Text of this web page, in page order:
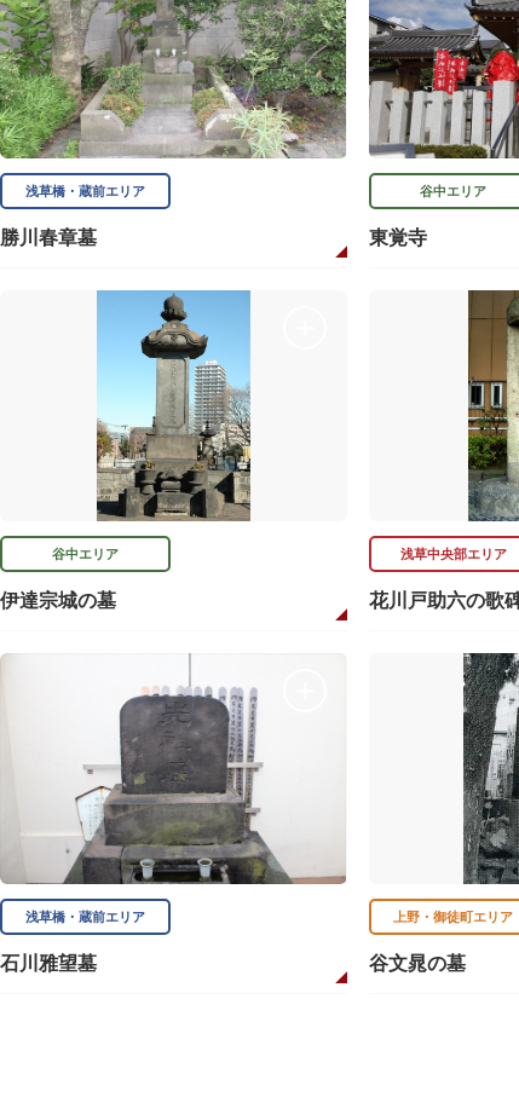
浅草橋・蔵前エリア
勝川春章墓
谷中エリア
東覚寺
谷中エリア
伊達宗城の墓
浅草中央部エリア
花川戸助六の歌
浅草橋・蔵前エリア
石川雅望墓
上野・御徒町エリア
谷文晁の墓